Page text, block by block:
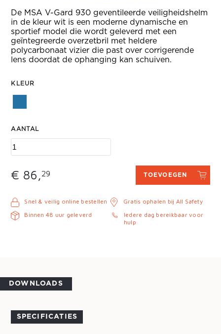
De MSA V-Gard 930 geventileerde veiligheidshelm
in de kleur wit is een moderne dynamische en
sportief model die wordt geleverd met een
geïntegreerde overzetbril met heldere
polycarbonaat vizier die past over corrigerende
lens doordat de ophanging kan schuiven.
KLEUR
AANTAL
€ 86,29 TOEVOEGEN
Snel & veilig online bestellen
Binnen 48 uur geleverd
Gratis ophalen bij All Safety
Iedere dag bereikbaar voor
hulp
DOWNLOADS
SPECIFICATIES